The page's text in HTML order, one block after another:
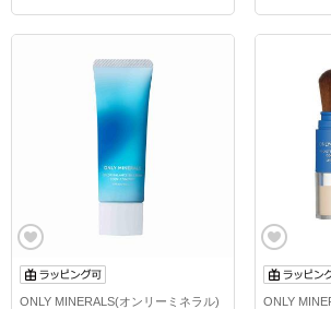
ONLY MINERALS(オンリーミネラル) ONLY